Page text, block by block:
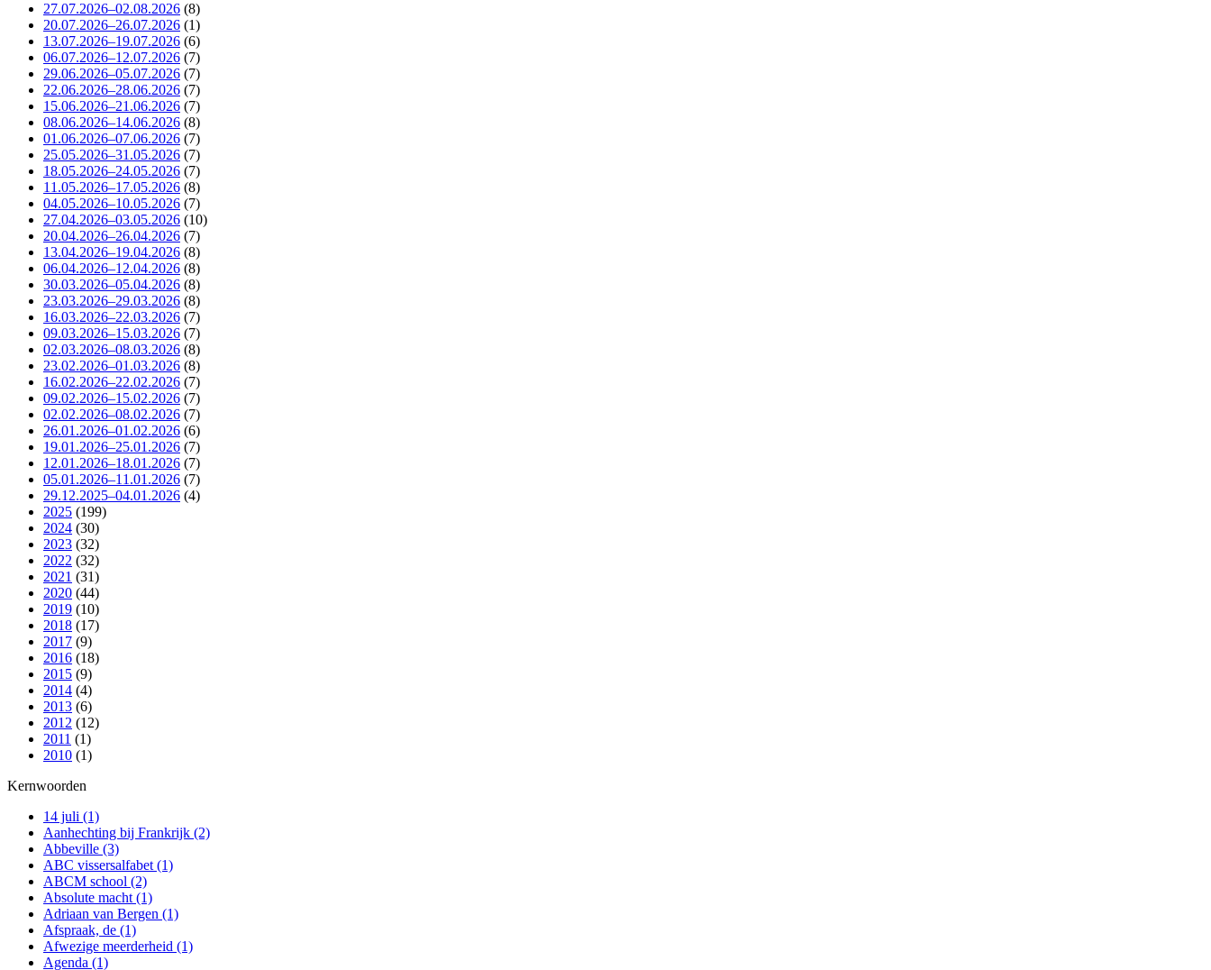
27.07.2026–02.08.2026 (8)
20.07.2026–26.07.2026 (1)
13.07.2026–19.07.2026 (6)
06.07.2026–12.07.2026 (7)
29.06.2026–05.07.2026 (7)
22.06.2026–28.06.2026 (7)
15.06.2026–21.06.2026 (7)
08.06.2026–14.06.2026 (8)
01.06.2026–07.06.2026 (7)
25.05.2026–31.05.2026 (7)
18.05.2026–24.05.2026 (7)
11.05.2026–17.05.2026 (8)
04.05.2026–10.05.2026 (7)
27.04.2026–03.05.2026 (10)
20.04.2026–26.04.2026 (7)
13.04.2026–19.04.2026 (8)
06.04.2026–12.04.2026 (8)
30.03.2026–05.04.2026 (8)
23.03.2026–29.03.2026 (8)
16.03.2026–22.03.2026 (7)
09.03.2026–15.03.2026 (7)
02.03.2026–08.03.2026 (8)
23.02.2026–01.03.2026 (8)
16.02.2026–22.02.2026 (7)
09.02.2026–15.02.2026 (7)
02.02.2026–08.02.2026 (7)
26.01.2026–01.02.2026 (6)
19.01.2026–25.01.2026 (7)
12.01.2026–18.01.2026 (7)
05.01.2026–11.01.2026 (7)
29.12.2025–04.01.2026 (4)
2025 (199)
2024 (30)
2023 (32)
2022 (32)
2021 (31)
2020 (44)
2019 (10)
2018 (17)
2017 (9)
2016 (18)
2015 (9)
2014 (4)
2013 (6)
2012 (12)
2011 (1)
2010 (1)
Kernwoorden
14 juli (1)
Aanhechting bij Frankrijk (2)
Abbeville (3)
ABC vissersalfabet (1)
ABCM school (2)
Absolute macht (1)
Adriaan van Bergen (1)
Afspraak, de (1)
Afwezige meerderheid (1)
Agenda (1)